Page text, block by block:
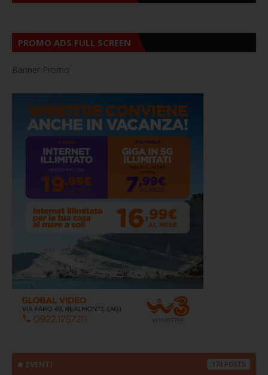
PROMO ADS FULL SCREEN
Banner Promo
EVENTI 174